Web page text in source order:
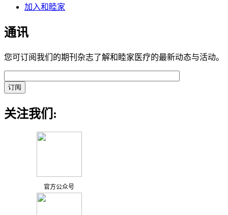
加入和睦家
通讯
您可订阅我们的期刊杂志了解和睦家医疗的最新动态与活动。
关注我们:
官方公众号